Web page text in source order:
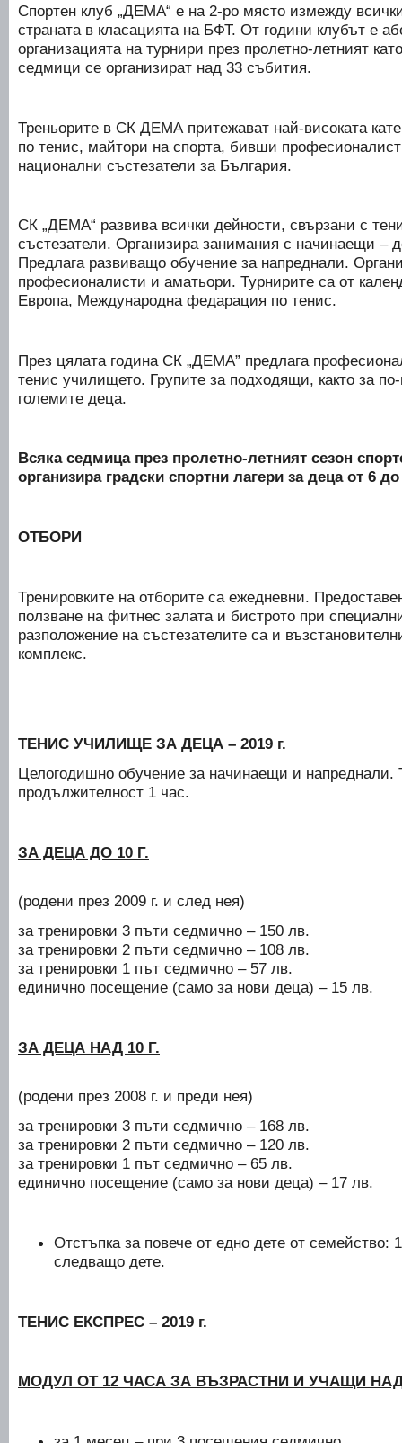
Спортен клуб „ДЕМА“ е на 2-ро място измежду
страната в класацията на БФТ. От години клубът е
организацията на турнири през пролетно-летният
седмици се организират над 33 събития.
Треньорите в СК ДЕМА притежават най-високата
по тенис, майтори на спорта, бивши
национални състезатели за България.
СК „ДЕМА“ развива всички дейности, свързани с
състезатели. Организира занимания с начинаещи –
Предлага развиващо обучение за напреднали.
професионалисти и аматьори. Турнирите са от
Европа, Международна федарация по тенис.
През цялата година СК „ДЕМА” предлага
тенис училището. Групите за подходящи, както за
големите деца.
Всяка седмица през пролетно-летният сезон
организира градски спортни лагери за деца от 6
ОТБОРИ
Тренировките на отборите са ежедневни.
ползване на фитнес залата и бистрото при
разположение на състезателите са и
комплекс.
ТЕНИС УЧИЛИЩЕ ЗА ДЕЦА – 2019 г.
Целогодишно обучение за начинаещи и напреднали.
продължителност 1 час.
ЗА ДЕЦА ДО 10 Г.
(родени през 2009 г. и след нея)
за тренировки 3 пъти седмично – 150 лв.
за тренировки 2 пъти седмично – 108 лв.
за тренировки 1 път седмично – 57 лв.
единично посещение (само за нови деца) – 15 лв.
ЗА ДЕЦА НАД 10 Г.
(родени през 2008 г. и преди нея)
за тренировки 3 пъти седмично – 168 лв.
за тренировки 2 пъти седмично – 120 лв.
за тренировки 1 път седмично – 65 лв.
единично посещение (само за нови деца) – 17 лв.
Отстъпка за повече от едно дете от семейство:
следващо дете.
ТЕНИС ЕКСПРЕС – 2019 г.
МОДУЛ ОТ 12 ЧАСА ЗА ВЪЗРАСТНИ И УЧАЩИ НАД